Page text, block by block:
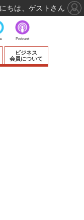
ビジネス
会員について
Podcast
ちは、ゲストさん